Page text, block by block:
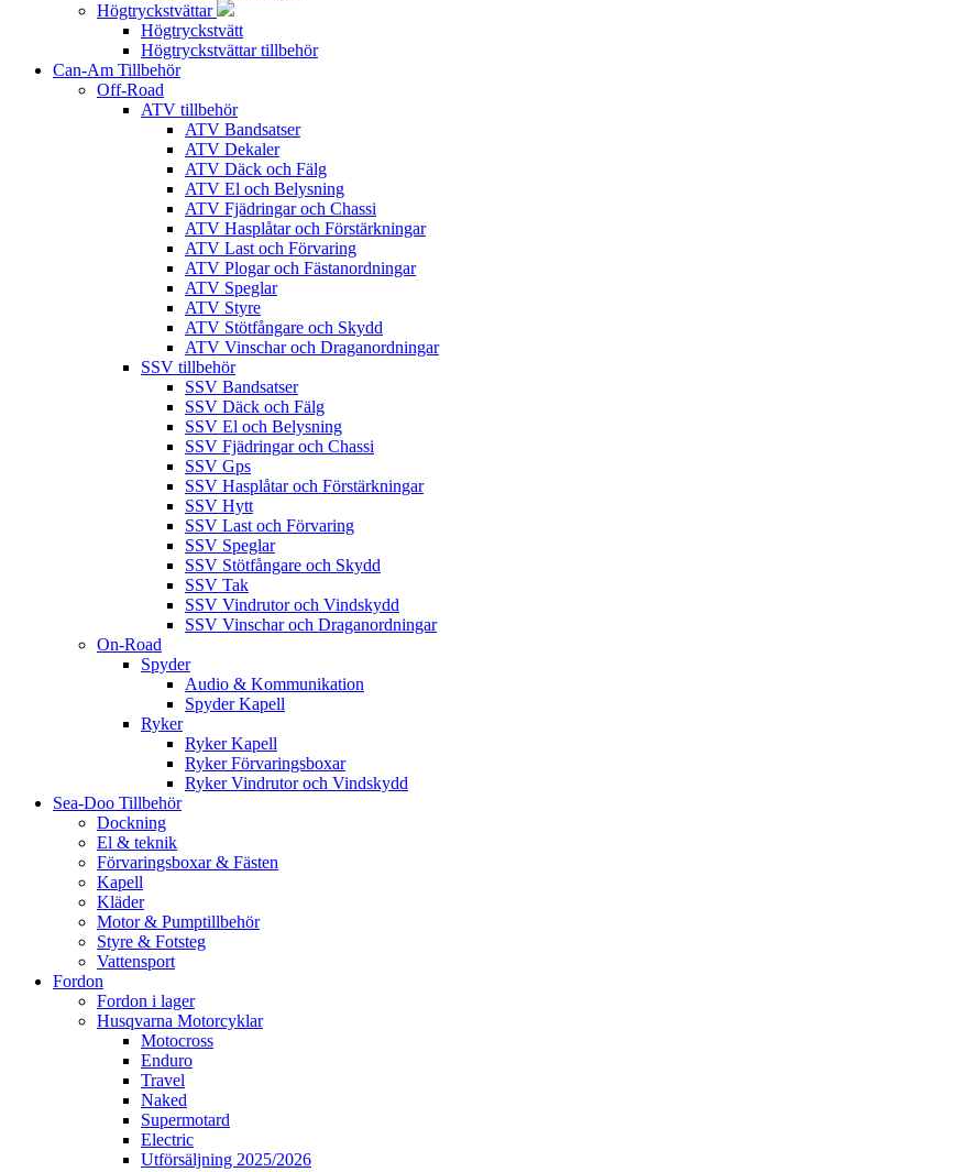
Högtryckstvättar
Högtryckstvätt
Högtryckstvättar tillbehör
Can-Am Tillbehör
Off-Road
ATV tillbehör
ATV Bandsatser
ATV Dekaler
ATV Däck och Fälg
ATV El och Belysning
ATV Fjädringar och Chassi
ATV Hasplåtar och Förstärkningar
ATV Last och Förvaring
ATV Plogar och Fästanordningar
ATV Speglar
ATV Styre
ATV Stötfångare och Skydd
ATV Vinschar och Draganordningar
SSV tillbehör
SSV Bandsatser
SSV Däck och Fälg
SSV El och Belysning
SSV Fjädringar och Chassi
SSV Gps
SSV Hasplåtar och Förstärkningar
SSV Hytt
SSV Last och Förvaring
SSV Speglar
SSV Stötfångare och Skydd
SSV Tak
SSV Vindrutor och Vindskydd
SSV Vinschar och Draganordningar
On-Road
Spyder
Audio & Kommunikation
Spyder Kapell
Ryker
Ryker Kapell
Ryker Förvaringsboxar
Ryker Vindrutor och Vindskydd
Sea-Doo Tillbehör
Dockning
El & teknik
Förvaringsboxar & Fästen
Kapell
Kläder
Motor & Pumptillbehör
Styre & Fotsteg
Vattensport
Fordon
Fordon i lager
Husqvarna Motorcyklar
Motocross
Enduro
Travel
Naked
Supermotard
Electric
Utförsäljning 2025/2026